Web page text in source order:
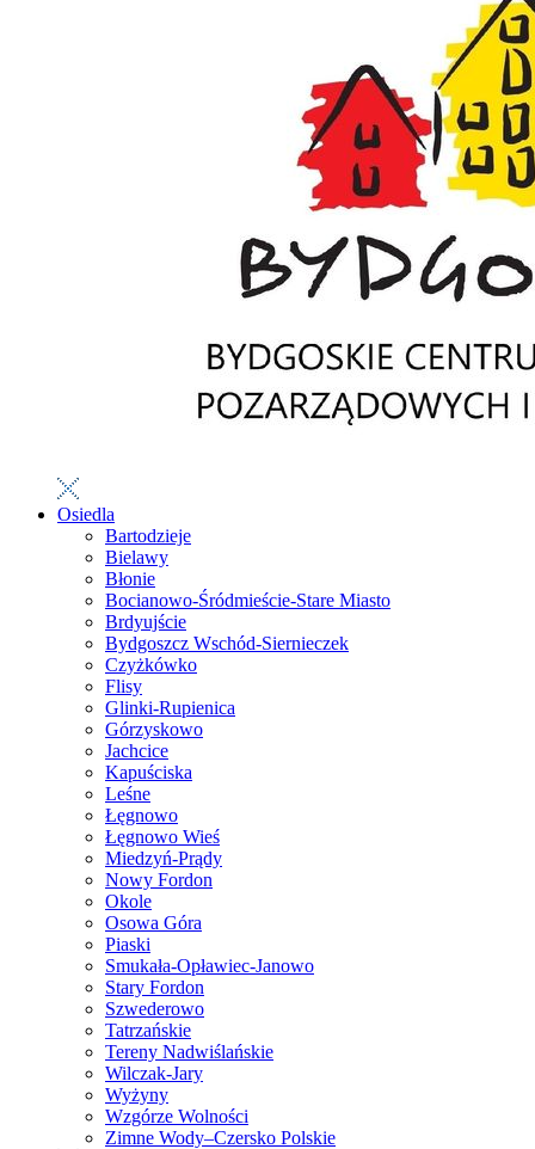
Osiedla
Bartodzieje
Bielawy
Błonie
Bocianowo-Śródmieście-Stare Miasto
Brdyujście
Bydgoszcz Wschód-Siernieczek
Czyżkówko
Flisy
Glinki-Rupienica
Górzyskowo
Jachcice
Kapuściska
Leśne
Łęgnowo
Łęgnowo Wieś
Miedzyń-Prądy
Nowy Fordon
Okole
Osowa Góra
Piaski
Smukała-Opławiec-Janowo
Stary Fordon
Szwederowo
Tatrzańskie
Tereny Nadwiślańskie
Wilczak-Jary
Wyżyny
Wzgórze Wolności
Zimne Wody–Czersko Polskie